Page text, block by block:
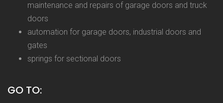
maintenance and repairs of garage doors and truck
doors
automation for garage doors, industrial doors and
gates
springs for sectional doors
GO TO: